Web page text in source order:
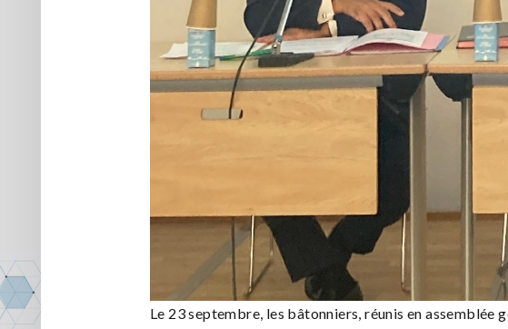
Le 23 septembre, les bâtonniers, réunis en